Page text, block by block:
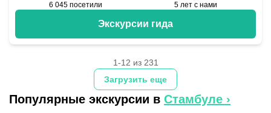
6 045 посетили 5 лет с нами
Экскурсии гида
Загрузить еще
1-12 из 231
Популярные экскурсии в Стамбуле ›